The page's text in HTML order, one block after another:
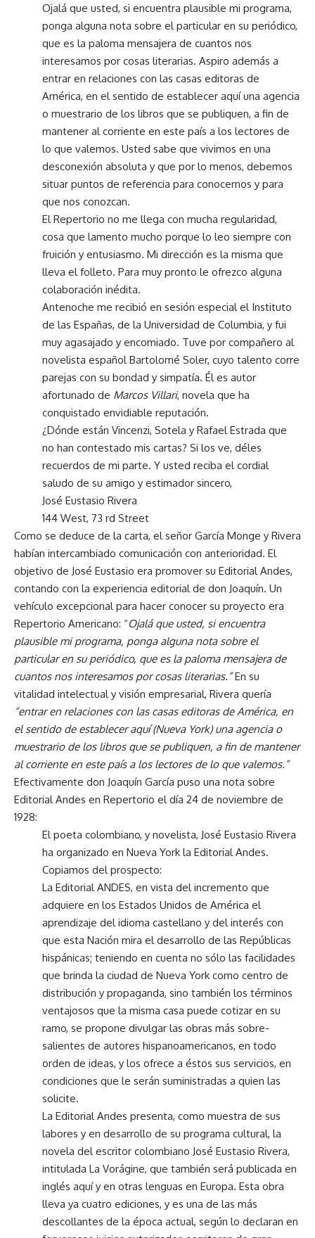
Ojalá que usted, si encuentra plausible mi programa,
ponga alguna nota sobre el particular en su periódico,
que es la paloma mensajera de cuantos nos
interesamos por cosas literarias. Aspiro además a
entrar en relaciones con las casas editoras de
América, en el sentido de establecer aquí una agencia
o muestrario de los libros que se publiquen, a fin de
mantener al corriente en este país a los lectores de
lo que valemos. Usted sabe que vivimos en una
desconexión absoluta y que por lo menos, debemos
situar puntos de referencia para conocernos y para
que nos conozcan.
El Repertorio no me llega con mucha regularidad,
cosa que lamento mucho porque lo leo siempre con
fruición y entusiasmo. Mi dirección es la misma que
lleva el folleto. Para muy pronto le ofrezco alguna
colaboración inédita.
Antenoche me recibió en sesión especial el Instituto
de las Españas, de la Universidad de Columbia, y fui
muy agasajado y encomiado. Tuve por compañero al
novelista español Bartolomé Soler, cuyo talento corre
parejas con su bondad y simpatía. Él es autor
afortunado de Marcos Villari, novela que ha
conquistado envidiable reputación.
¿Dónde están Vincenzi, Sotela y Rafael Estrada que
no han contestado mis cartas? Si los ve, déles
recuerdos de mi parte. Y usted reciba el cordial
saludo de su amigo y estimador sincero,
José Eustasio Rivera
144 West, 73 rd Street
Como se deduce de la carta, el señor García Monge y Rivera
habían intercambiado comunicación con anterioridad. El
objetivo de José Eustasio era promover su Editorial Andes,
contando con la experiencia editorial de don Joaquín. Un
vehículo excepcional para hacer conocer su proyecto era
Repertorio Americano: “Ojalá que usted, si encuentra
plausible mi programa, ponga alguna nota sobre el
particular en su periódico, que es la paloma mensajera de
cuantos nos interesamos por cosas literarias.”En su
vitalidad intelectual y visión empresarial, Rivera quería
“entrar en relaciones con las casas editoras de América, en
el sentido de establecer aquí (Nueva York) una agencia o
muestrario de los libros que se publiquen, a fin de mantener
al corriente en este país a los lectores de lo que valemos.”
Efectivamente don Joaquín García puso una nota sobre
Editorial Andes en Repertorio el día 24 de noviembre de
1928:
El poeta colombiano, y novelista, José Eustasio Rivera
ha organizado en Nueva York la Editorial Andes.
Copiamos del prospecto:
La Editorial ANDES, en vista del incremento que
adquiere en los Estados Unidos de América el
aprendizaje del idioma castellano y del interés con
que esta Nación mira el desarrollo de las Repúblicas
hispánicas; teniendo en cuenta no sólo las facilidades
que brinda la ciudad de Nueva York como centro de
distribución y propaganda, sino también los términos
ventajosos que la misma casa puede cotizar en su
ramo, se propone divulgar las obras más sobre-
salientes de autores hispanoamericanos, en todo
orden de ideas, y los ofrece a éstos sus servicios, en
condiciones que le serán suministradas a quien las
solicite.
La Editorial Andes presenta, como muestra de sus
labores y en desarrollo de su programa cultural, la
novela del escritor colombiano José Eustasio Rivera,
intitulada La Vorágine, que también será publicada en
inglés aquí y en otras lenguas en Europa. Esta obra
lleva ya cuatro ediciones, y es una de las más
descollantes de la época actual, según lo declaran en